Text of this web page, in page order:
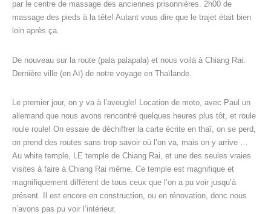
par le centre de massage des anciennes prisonnières. 2h00 de
massage des pieds à la tête! Autant vous dire que le trajet était bien
loin après ça.
De nouveau sur la route (pala palapala) et nous voilà à Chiang Rai.
Dernière ville (en Aï) de notre voyage en Thaïlande.
Le premier jour, on y va à l’aveugle! Location de moto, avec Paul un
allemand que nous avons rencontré quelques heures plus tôt, et roule
roule roule! On essaie de déchiffrer la carte écrite en thaï, on se perd,
on prend des routes sans trop savoir où l’on va, mais on y arrive …
Au white temple, LE temple de Chiang Rai, et une des seules vraies
visites à faire à Chiang Rai même. Ce temple est magnifique et
magnifiquement différent de tous ceux que l’on a pu voir jusqu’à
présent. Il est encore en construction, ou en rénovation, donc nous
n’avons pas pu voir l’intérieur.